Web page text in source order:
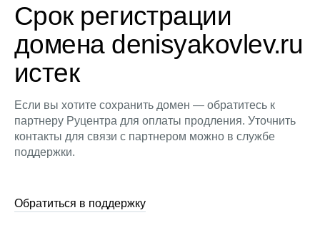
Срок регистрации
домена denisyakovlev.ru
истек
Если вы хотите сохранить домен — обратитесь к
партнеру Руцентра для оплаты продления. Уточнить
контакты для связи с партнером можно в службе
поддержки.
Обратиться в поддержку